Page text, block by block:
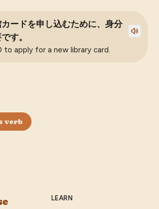
ードを申し込むために、身分
す。
to apply for a new library card.
verb
LEARN